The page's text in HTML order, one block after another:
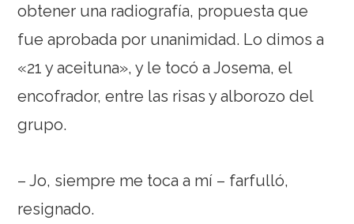
obtener una radiografía, propuesta que
fue aprobada por unanimidad. Lo dimos a
«21 y aceituna», y le tocó a Josema, el
encofrador, entre las risas y alborozo del
grupo.
– Jo, siempre me toca a mí – farfulló,
resignado.